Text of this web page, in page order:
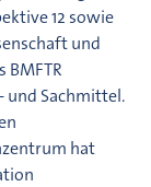
12 sowie
und
BMFTR
und Sachmittel.
hat